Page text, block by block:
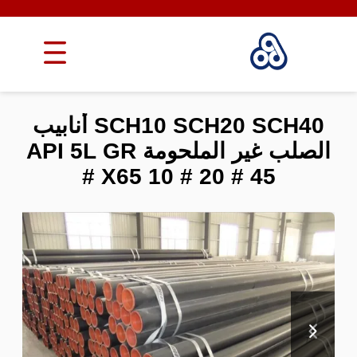
SCH10 SCH20 SCH40 أنابيب
الصلب غير الملحومة API 5L GR
X65 10 # 20 # 45 #